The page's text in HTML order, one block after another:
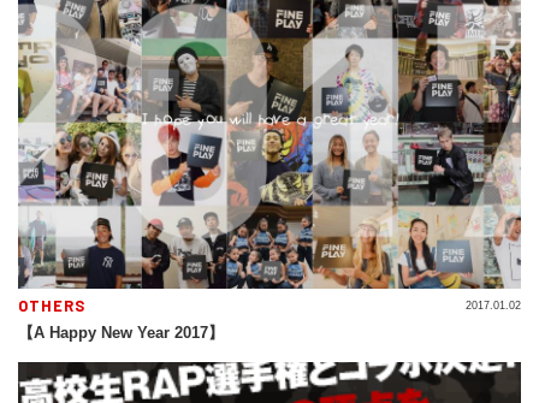
OTHERS
【A Happy New Year 2017】
2017.01.02